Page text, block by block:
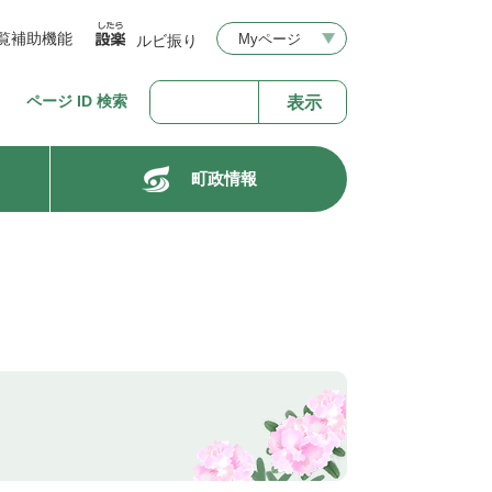
補助機能 ルビ振り Myページ
ページ ID 検索
町政情報